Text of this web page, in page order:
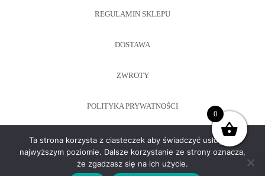
REGULAMIN SKLEPU
DOSTAWA
ZWROTY
POLITYKA PRYWATNOŚCI
Copyright ©2021 SWANSTORE
0
Ta strona korzysta z ciasteczek aby świadczyć usługi na
najwyższym poziomie. Dalsze korzystanie ze strony oznacza,
że zgadzasz się na ich użycie.